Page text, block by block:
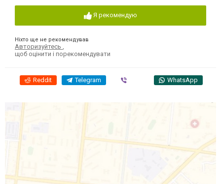
Я рекомендую
Ніхто ще не рекомендував
Авторизуйтесь
щоб оцінити і порекомендувати
Reddit Telegram WhatsApp